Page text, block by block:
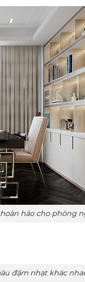
cho phòng
nhạt khác